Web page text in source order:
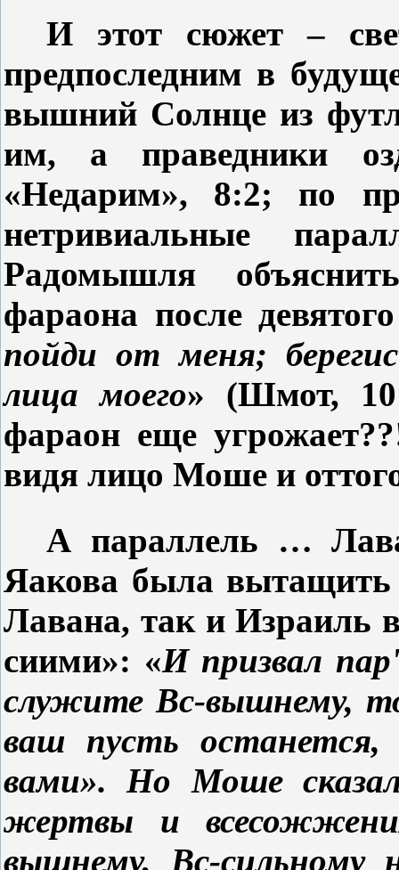
И этот сюжет –
предпоследним в
вышний Солнце из
им, а праведники
«Недарим», 8:2; по
нетривиальные
Радомышля
фараона после
пойди от меня;
лица моего» (Шмот,
фараон еще
видя лицо Моше и
А параллель …
Яакова была вытащить
Лавана, так и Израиль
сиими»: «И призвал пар
служите Вс-вышнему,
ваш пусть
вами». Но Моше
жертвы и
вышнему, Вс-